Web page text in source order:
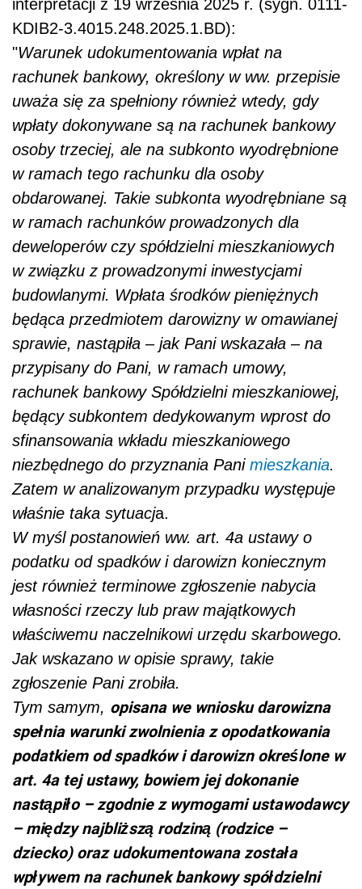
interpretacji z 19 września 2025 r. (sygn. 0111-
KDIB2-3.4015.248.2025.1.BD):
"Warunek udokumentowania wpłat na
rachunek bankowy, określony w ww. przepisie
uważa się za spełniony również wtedy, gdy
wpłaty dokonywane są na rachunek bankowy
osoby trzeciej, ale na subkonto wyodrębnione
w ramach tego rachunku dla osoby
obdarowanej. Takie subkonta wyodrębniane są
w ramach rachunków prowadzonych dla
deweloperów czy spółdzielni mieszkaniowych
w związku z prowadzonymi inwestycjami
budowlanymi. Wpłata środków pieniężnych
będąca przedmiotem darowizny w omawianej
sprawie, nastąpiła – jak Pani wskazała – na
przypisany do Pani, w ramach umowy,
rachunek bankowy Spółdzielni mieszkaniowej,
będący subkontem dedykowanym wprost do
sfinansowania wkładu mieszkaniowego
niezbędnego do przyznania Pani mieszkania.
Zatem w analizowanym przypadku występuje
właśnie taka sytuacja.
W myśl postanowień ww. art. 4a ustawy o
podatku od spadków i darowizn koniecznym
jest również terminowe zgłoszenie nabycia
własności rzeczy lub praw majątkowych
właściwemu naczelnikowi urzędu skarbowego.
Jak wskazano w opisie sprawy, takie
zgłoszenie Pani zrobiła.
Tym samym, opisana we wniosku darowizna
spełnia warunki zwolnienia z opodatkowania
podatkiem od spadków i darowizn określone w
art. 4a tej ustawy, bowiem jej dokonanie
nastąpiło – zgodnie z wymogami ustawodawcy
– między najbliższą rodziną (rodzice –
dziecko) oraz udokumentowana została
wpływem na rachunek bankowy spółdzielni